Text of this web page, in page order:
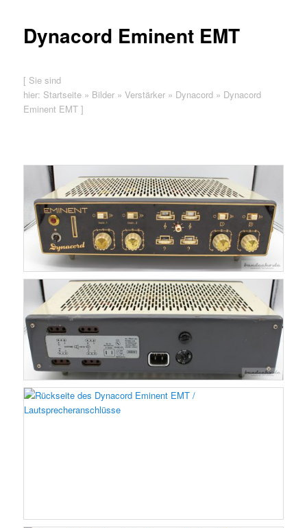
Dynacord Eminent EMT
[ Sie sind
hier: Startseite » Bilder »Verstärker » Dynacord » Dynacord
Eminent EMT ]